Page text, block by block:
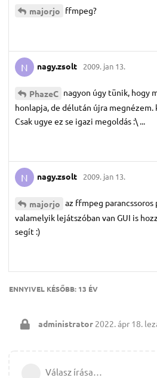
majorjo ffmpeg?
N nagy.​zsolt 2009. jan 13.
PhazeC nagyon úgy tünik, hogy
honlapja, de délután újra megnézem.
Csak ugye ez se igazi megoldás :\ ...
N nagy.​zsolt 2009. jan 13.
majorjo az ffmpeg
valamelyik lejátszóban van GUI is
segít :)
ENNYIVEL KÉSŐBB: 13 ÉV
administrator 2022. ápr 18.
Válasz írása…